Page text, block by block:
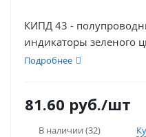
КИПД 43 -
индикаторы зеленого
Подробнее
81.60 руб./шт
В наличии (32)